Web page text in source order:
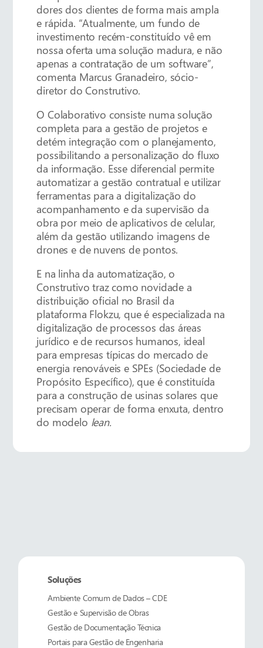
dores dos clientes de forma mais ampla
e rápida. “Atualmente, um fundo de
investimento recém-constituído vê em
nossa oferta uma solução madura, e não
apenas a contratação de um software”,
comenta Marcus Granadeiro, sócio-
diretor do Construtivo.
O Colaborativo consiste numa solução
completa para a gestão de projetos e
detém integração com o planejamento,
possibilitando a personalização do fluxo
da informação. Esse diferencial permite
automatizar a gestão contratual e utilizar
ferramentas para a digitalização do
acompanhamento e da supervisão da
obra por meio de aplicativos de celular,
além da gestão utilizando imagens de
drones e de nuvens de pontos.
E na linha da automatização, o
Construtivo traz como novidade a
distribuição oficial no Brasil da
plataforma Flokzu, que é especializada na
digitalização de processos das áreas
jurídico e de recursos humanos, ideal
para empresas típicas do mercado de
energia renováveis e SPEs (Sociedade de
Propósito Específico), que é constituída
para a construção de usinas solares que
precisam operar de forma enxuta, dentro
do modelo lean.
Soluções
Ambiente Comum de Dados – CDE
Gestão e Supervisão de Obras
Gestão de Documentação Técnica
Portais para Gestão de Engenharia